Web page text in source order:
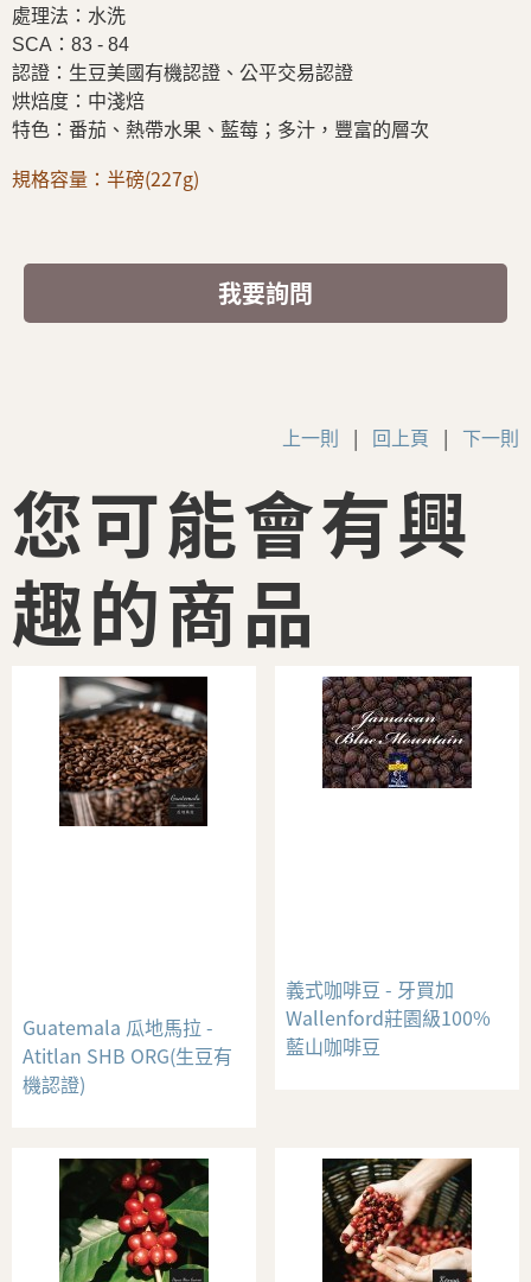
處理法：水洗
SCA：83 - 84
認證：生豆美國有機認證、公平交易認證
烘焙度：中淺焙
特色：番茄、熱帶水果、藍莓；多汁，豐富的層次
規格容量：半磅(227g)
我要詢問
上一則 | 回上頁 | 下一則
您可能會有興
趣的商品
Guatemala 瓜地馬拉 -
Atitlan SHB ORG(生豆有
機認證)
義式咖啡豆 - 牙買加
Wallenford莊園級100%
藍山咖啡豆